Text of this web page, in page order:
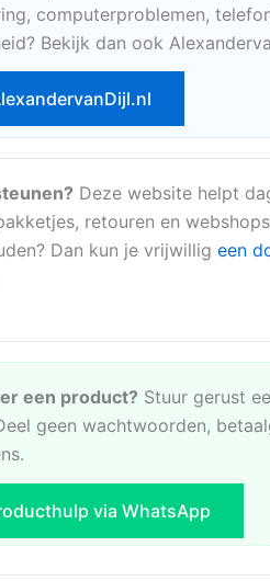
computerproblemen,
Bekijk dan ook
Deze website helpt
retouren en
Dan kun je vrijwillig een
een product? Stuur gerust
geen wachtwoorden,
via WhatsApp